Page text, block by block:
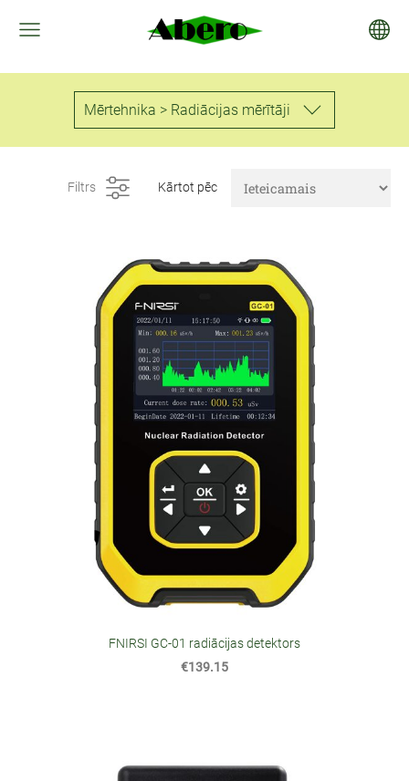
Mērtehnika > Radiācijas mērītāji
Filtrs Kārtot pēc
FNIRSI GC-01 radiācijas detektors
€139.15